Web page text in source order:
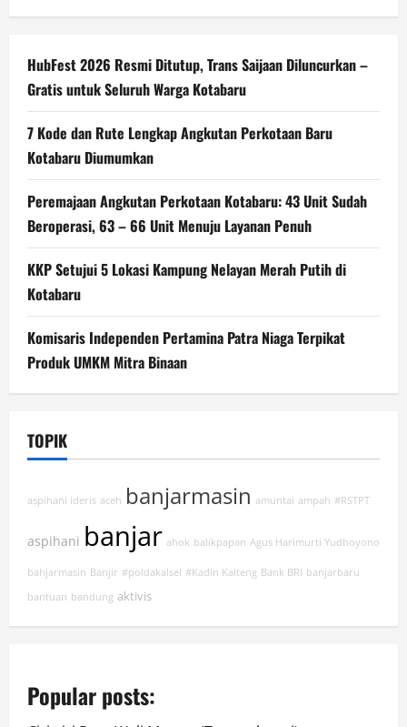
HubFest 2026 Resmi Ditutup, Trans Saijaan Diluncurkan –
Gratis untuk Seluruh Warga Kotabaru
7 Kode dan Rute Lengkap Angkutan Perkotaan Baru
Kotabaru Diumumkan
Peremajaan Angkutan Perkotaan Kotabaru: 43 Unit Sudah
Beroperasi, 63 – 66 Unit Menuju Layanan Penuh
KKP Setujui 5 Lokasi Kampung Nelayan Merah Putih di
Kotabaru
Komisaris Independen Pertamina Patra Niaga Terpikat
Produk UMKM Mitra Binaan
TOPIK
aspihani ideris aceh banjarmasin amuntai ampah #RSTPT
aspihani banjar ahok balikpapan Agus Harimurti Yudhoyono
bahjarmasin Banjir #poldakalsel #Kadin Kalteng Bank BRI banjarbaru
bantuan bandung aktivis
Popular posts: